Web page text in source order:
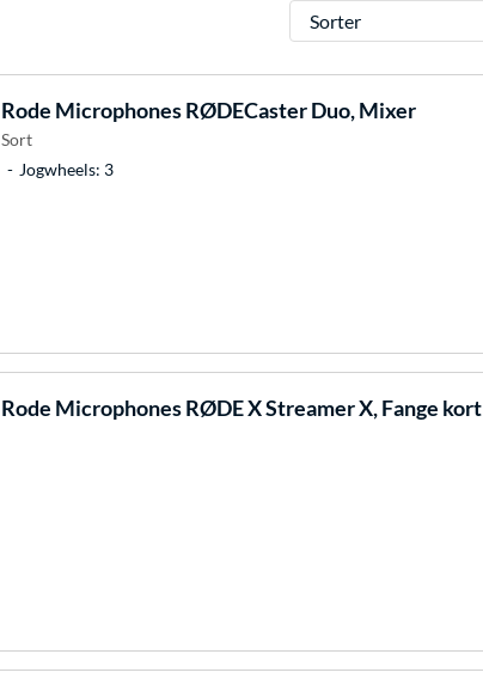
Sorter
Rode MicrophonesRØDECaster Duo, Mixer
Sort
Jogwheels: 3
Rode MicrophonesRØDE X Streamer X, Fange kort